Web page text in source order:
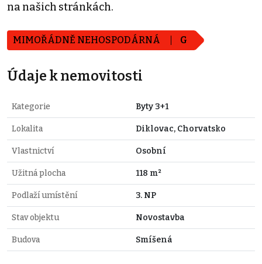
na našich stránkách.
MIMOŘÁDNĚ NEHOSPODÁRNÁ G
Údaje k nemovitosti
Kategorie Byty 3+1
Lokalita Diklovac, Chorvatsko
Vlastnictví Osobní
Užitná plocha 118 m²
Podlaží umístění 3. NP
Stav objektu Novostavba
Budova Smíšená